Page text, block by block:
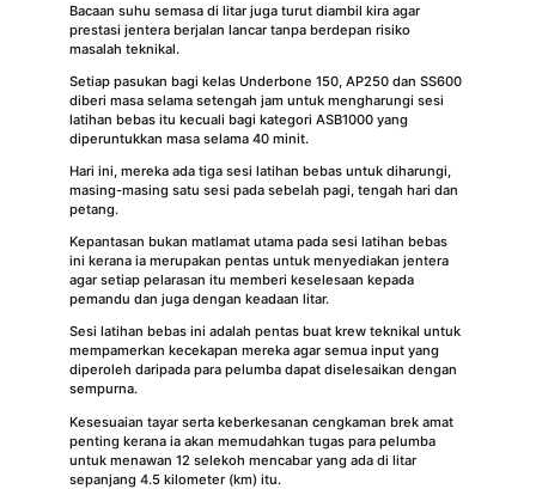
Bacaan suhu semasa di litar juga turut diambil kira agar
prestasi jentera berjalan lancar tanpa berdepan risiko
masalah teknikal.
Setiap pasukan bagi kelas Underbone 150, AP250 dan SS600
diberi masa selama setengah jam untuk mengharungi sesi
latihan bebas itu kecuali bagi kategori ASB1000 yang
diperuntukkan masa selama 40 minit.
Hari ini, mereka ada tiga sesi latihan bebas untuk diharungi,
masing-masing satu sesi pada sebelah pagi, tengah hari dan
petang.
Kepantasan bukan matlamat utama pada sesi latihan bebas
ini kerana ia merupakan pentas untuk menyediakan jentera
agar setiap pelarasan itu memberi keselesaan kepada
pemandu dan juga dengan keadaan litar.
Sesi latihan bebas ini adalah pentas buat krew teknikal untuk
mempamerkan kecekapan mereka agar semua input yang
diperoleh daripada para pelumba dapat diselesaikan dengan
sempurna.
Kesesuaian tayar serta keberkesanan cengkaman brek amat
penting kerana ia akan memudahkan tugas para pelumba
untuk menawan 12 selekoh mencabar yang ada di litar
sepanjang 4.5 kilometer (km) itu.